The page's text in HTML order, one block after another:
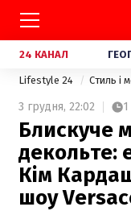
24 КАНАЛ
Lifestyle 24 Стиль і
3 грудня, 22:02 1
Блискуче
декольте:
Кім
шоу